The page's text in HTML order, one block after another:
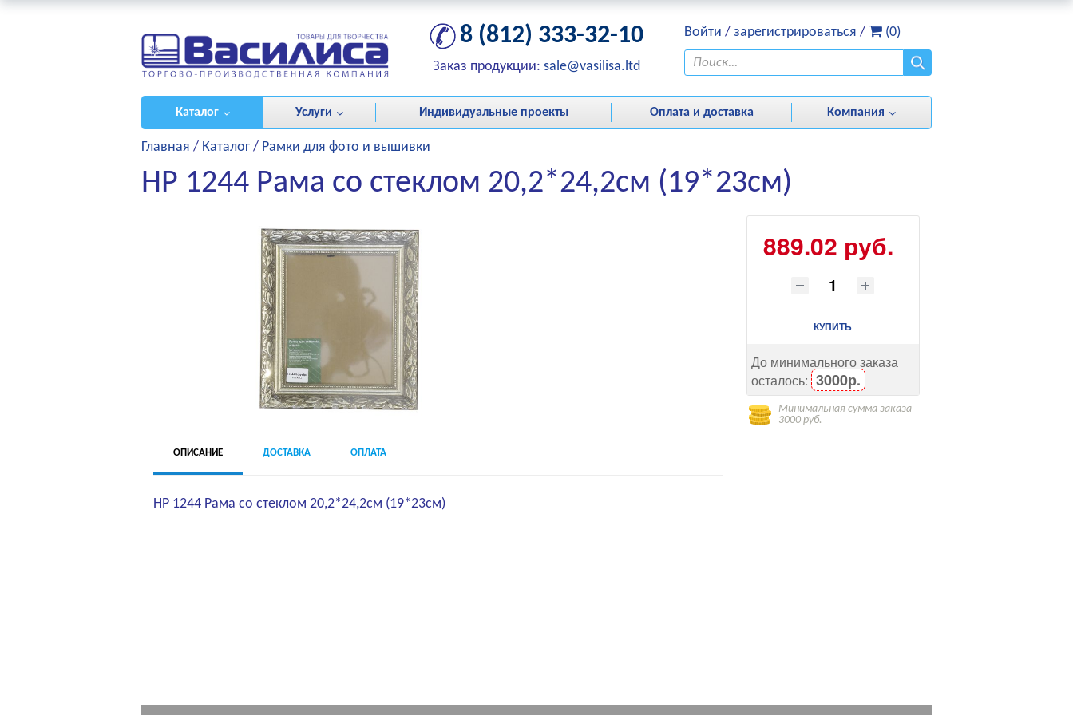
8 (812) 333-32-10
Заказ продукции: sale@vasilisa.ltd
Войти / зарегистрироваться / (0)
Каталог Услуги Индивидуальные проекты Оплата и доставка Компания
Главная / Каталог / Рамки для фото и вышивки
HP 1244 Рама со стеклом 20,2*24,2см (19*23cм)
889.02 руб.
КУПИТЬ
До минимального заказа
осталось: 3000р.
Минимальная сумма заказа
3000 руб.
ОПИСАНИЕ ДОСТАВКА ОПЛАТА
HP 1244 Рама со стеклом 20,2*24,2см (19*23cм)